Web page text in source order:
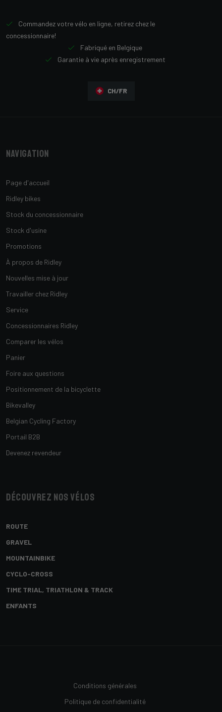
Commandez votre vélo en ligne, retirez chez le
concessionnaire!
Fabriqué en Belgique
Garantie à vie après enregistrement
CH/FR
Navigation
Page d'accueil
Ridley bikes
Stock du concessionnaire
Stock d'usine
Promotions
À propos de Ridley
Nouvelles mise à jour
Travailler chez Ridley
Service
Concessionnaires Ridley
Comparer les vélos
Panier
Foire aux questions
Positionnement de la bicyclette
Bikevalley
Belgian Cycling Factory
Portail B2B
Devenez revendeur
Découvrez nos vélos
ROUTE
GRAVEL
MOUNTAINBIKE
CYCLO-CROSS
TIME TRIAL, TRIATHLON & TRACK
ENFANTS
Conditions générales
Politique de confidentialité